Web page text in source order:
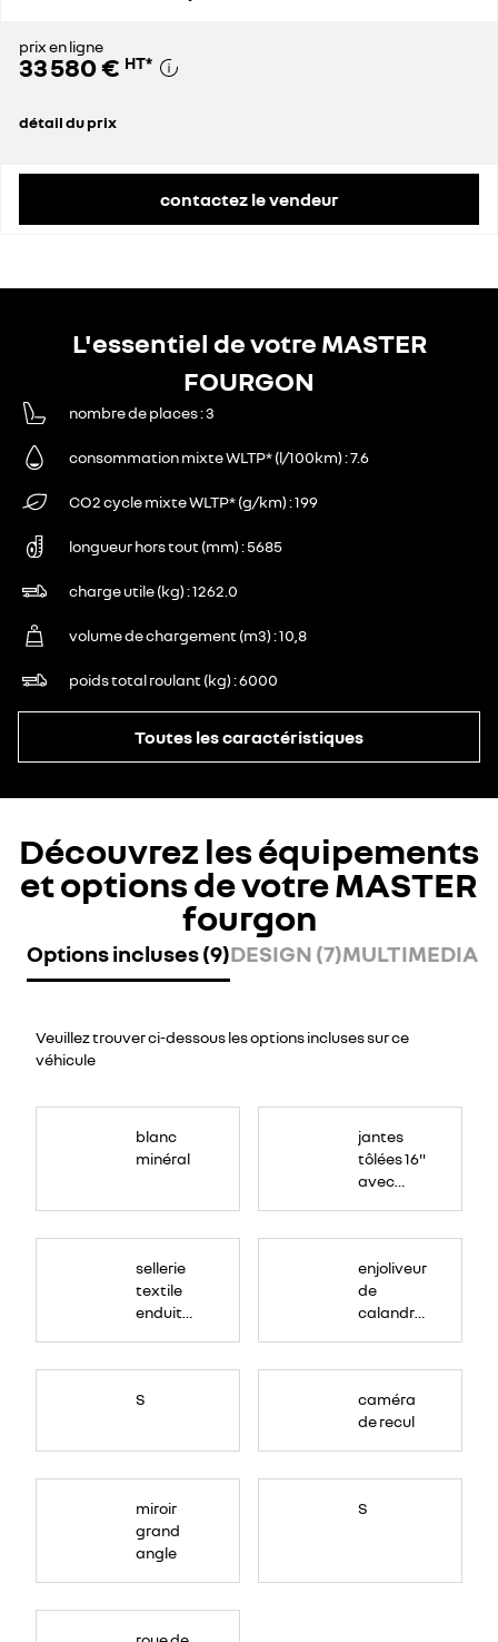
prix en ligne
33 580 € HT*
détail du prix
contactez le vendeur
L'essentiel de votre MASTER
FOURGON
nombre de places 3
consommation mixte WLTP* (l/100km) 7.6
CO2 cycle mixte WLTP* (g/km) 199
longueur hors tout (mm) 5685
charge utile (kg) 1262.0
volume de chargement (m3) 10,8
poids total roulant (kg) 6000
Toutes les caractéristiques
Découvrez les équipements
et options de votre MASTER
fourgon
Options incluses (9)DESIGN (7)MULTIMEDIA
Veuillez trouver ci-dessous les options incluses sur ce
véhicule
blanc
minéral
jantes
tôlées 16"
avec
sellerie
textile
enduit
enjoliveur
de
calandre
S
caméra
de recul
miroir
grand
angle
S